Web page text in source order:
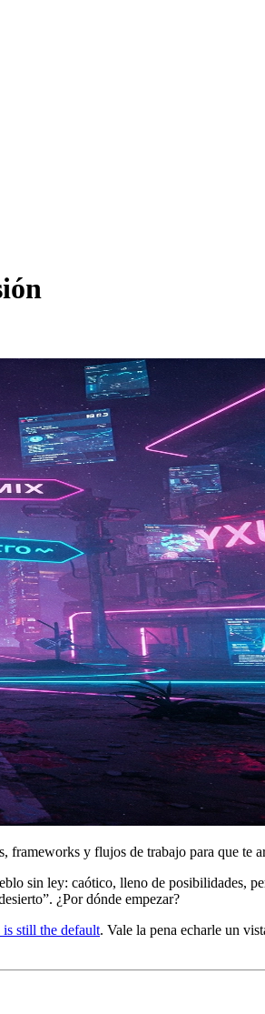
frameworks y flujos de trabajo para que te
sin ley: caótico, lleno de posibilidades,
¿Por dónde empezar?
still the default. Vale la pena echarle un